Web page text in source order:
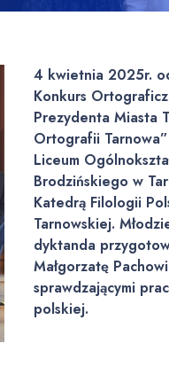
4 kwietnia 2025r.
Konkurs
Prezydenta Miasta
Ortografii
Liceum
Brodzińskiego w
Katedrą Filologii
Tarnowskiej.
dyktanda
Małgorzatę
sprawdzającymi
polskiej.